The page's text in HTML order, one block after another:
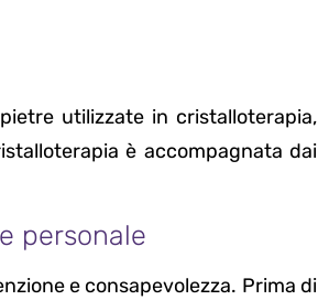
utilizzate in cristalloterapia,
è accompagnata dai
personale
e consapevolezza. Prima di